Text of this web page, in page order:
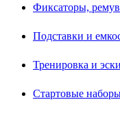
Фиксаторы,
Подставки и
Тренировка и
Стартовые